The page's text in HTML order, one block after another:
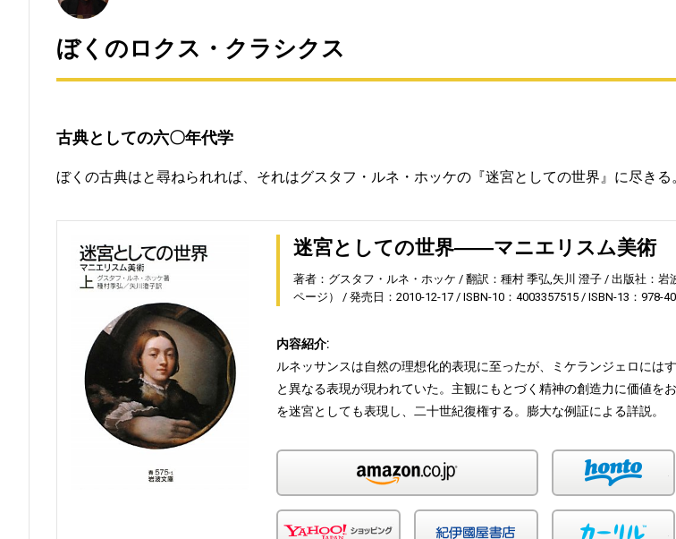
ぼくのロクス・クラシクス
古典としての六〇年代学
ぼくの古典はと尋ねられれば、それはグスタフ・ルネ・ホッケの『迷宮としての世界』に尽きる
迷宮としての世界――マニエリスム美術
著者：グスタフ・ルネ・ホッケ 翻訳：種村 季弘,矢川 澄子 出版社：岩
ページ）
発売日：2010-12-17 ISBN-10：4003357515 ISBN-13：978-
内容紹介:
ルネッサンスは自然の理想化的表現に至ったが、ミケランジェロには
と異なる表現が現われていた。主観にもとづく精神の創造力に価値を
を迷宮としても表現し、二十世紀復権する。膨大な例証による詳説。
Yahoo!ショッピング 紀伊国屋